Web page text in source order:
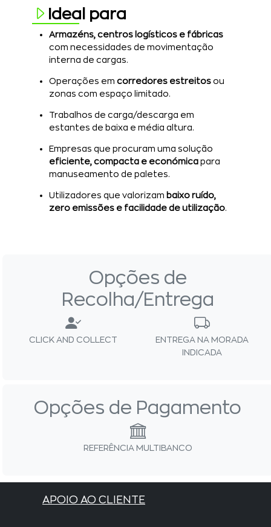
Ideal para
Armazéns, centros logísticos e fábricas
com necessidades de movimentação
interna de cargas.
Operações em corredores estreitosou
zonas com espaço limitado.
Trabalhos de carga/descarga em
estantes de baixa e média altura.
Empresas que procuram uma solução
eficiente, compacta e económicapara
manuseamento de paletes.
Utilizadores que valorizam baixo ruído,
zero emissões e facilidade de utilização.
Opções de
Recolha/Entrega
CLICK AND COLLECT
ENTREGA NA MORADA
INDICADA
Opções de Pagamento
REFERÊNCIA MULTIBANCO
APOIO AO CLIENTE